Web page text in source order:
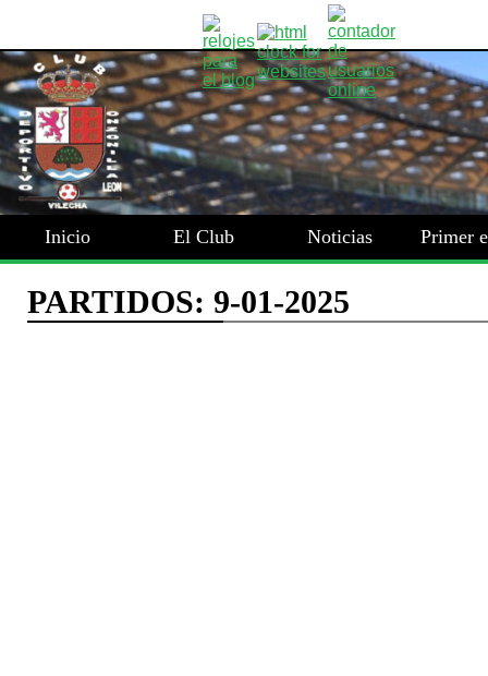
Inicio El Club Noticias Primer